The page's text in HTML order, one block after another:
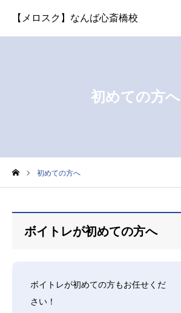
初めての方へ
初めての方へ
ボイトレが初めての方へ
ボイトレが初めての方もお任せくだ
さい！
コースと料金
アクセス